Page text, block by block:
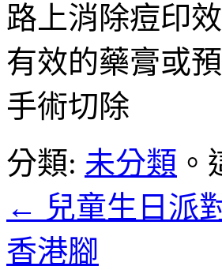
路上消除痘印
有效的藥膏或
手術切除
分類: 未分類
← 兒童生日派
香港腳